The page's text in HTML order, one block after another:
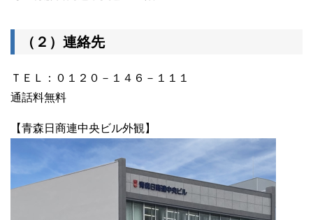
（２）連絡先
ＴＥＬ：０１２０－１４６－１１１
通話料無料
【青森日商連中央ビル外観】